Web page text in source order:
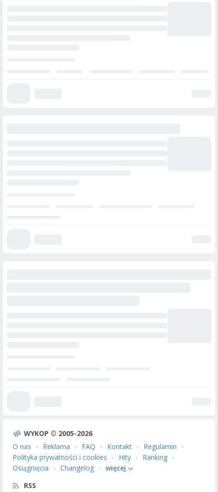
WYKOP © 2005-2026
O nas
Reklama FAQ Kontakt
Regulamin
Polityka prywatności i cookies
Hity
Ranking
Osiągnięcia
Changelog
więcej
RSS